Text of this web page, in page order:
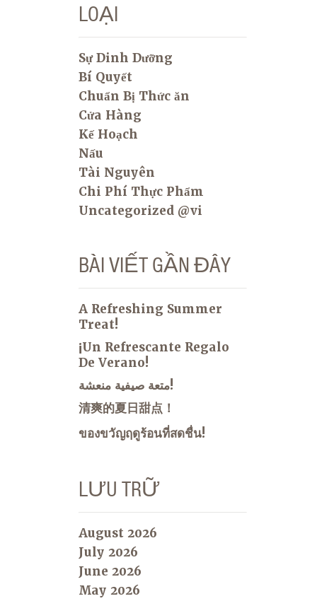
LOẠI
Sự Dinh Dưỡng
Bí Quyết
Chuẩn Bị Thức ăn
Cửa Hàng
Kế Hoạch
Nấu
Tài Nguyên
Chi Phí Thực Phẩm
Uncategorized @vi
BÀI VIẾT GẦN ĐÂY
A Refreshing Summer
Treat!
¡Un Refrescante Regalo
De Verano!
متعة صيفية منعشة!
清爽的夏日甜点！
ของขวัญฤดูร้อนที่สดชื่น!
LƯU TRỮ
August 2026
July 2026
June 2026
May 2026